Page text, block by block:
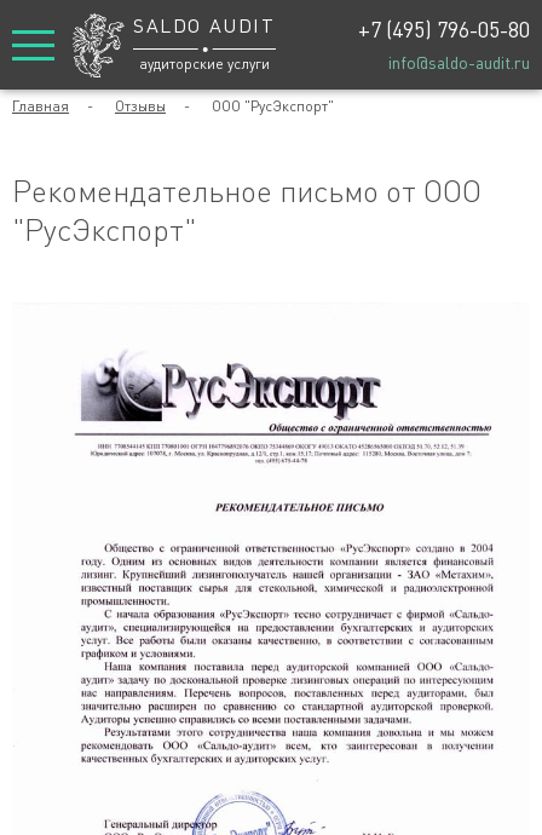
SALDO AUDIT
аудиторские услуги
+7 (495) 796-05-80
info@saldo-audit.ru
Главная - Отзывы - ООО "РусЭкспорт"
Рекомендательное письмо от ООО
"РусЭкспорт"